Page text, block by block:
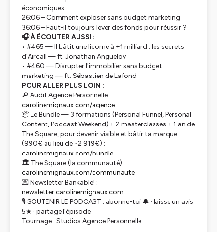
économiques
26:06 – Comment exploser sans budget marketing
36:06 – Faut-il toujours lever des fonds pour réussir ?
🎧 À ÉCOUTER AUSSI :
• #465 — Il bâtit une licorne à +1 milliard : les secrets
d'Aircall — ft. Jonathan Anguelov
• #460 — Disrupter l'immobilier sans budget
marketing — ft. Sébastien de Lafond
POUR ALLER PLUS LOIN :
🔎 Audit Agence Personnelle :
carolinemignaux.com/agence
📦 Le Bundle — 3 formations (Personal Funnel, Personal
Content, Podcast Weekend) + 2 masterclasses + 1 an de
The Square, pour devenir visible et bâtir ta marque
(990€ au lieu de ~2 919€) :
carolinemignaux.com/bundle
🏛 The Square (la communauté) :
carolinemignaux.com/communaute
💌 Newsletter Bankable! :
newsletter.carolinemignaux.com
🎙 SOUTENIR LE PODCAST : abonne-toi 🔔 · laisse un avis
5★ · partage l'épisode
Tournage : Studios Agence Personnelle